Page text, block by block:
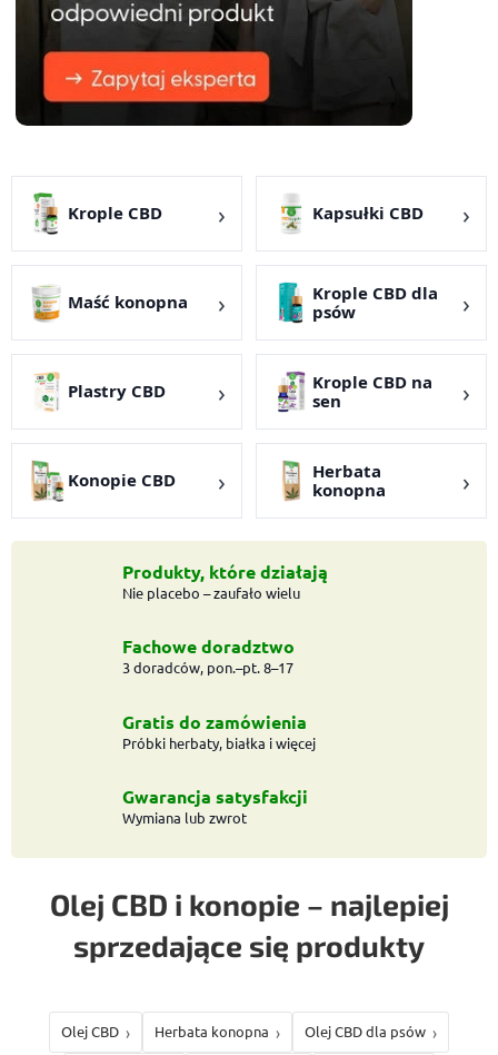
Krople CBD Kapsułki CBD
Maść konopna
Krople CBD dla
psów
Plastry CBD
Krople CBD na
sen
Konopie CBD
Herbata
konopna
Produkty, które działają
Nie placebo – zaufało wielu
Fachowe doradztwo
3 doradców, pon.–pt. 8–17
Gratis do zamówienia
Próbki herbaty, białka i więcej
Gwarancja satysfakcji
Wymiana lub zwrot
Olej CBD i konopie – najlepiej
sprzedające się produkty
Olej CBD Herbata konopna Olej CBD dla psów